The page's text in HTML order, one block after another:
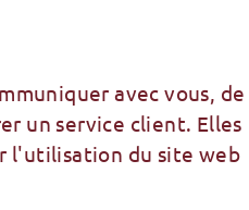
avec vous, de
un service client. Elles
l'utilisation du site web